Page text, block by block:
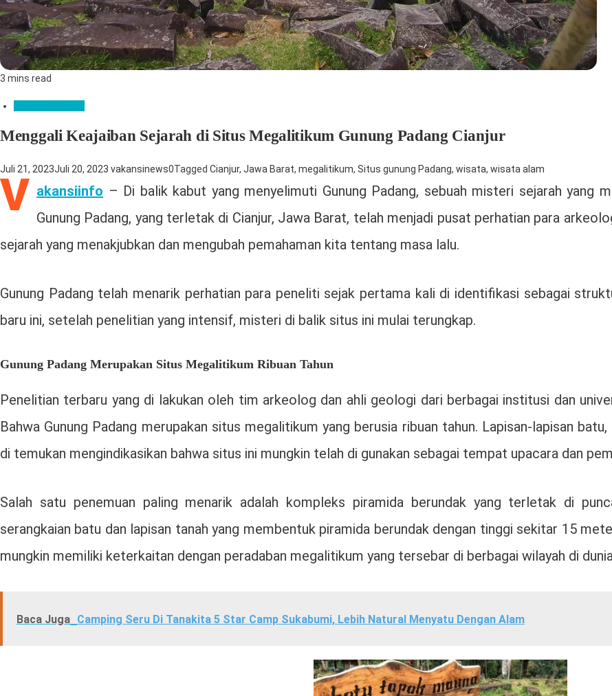
3 mins read
Menggali Keajaiban Sejarah di Situs Megalitikum Gunung Padang Cianjur
Juli 21, 2023Juli 20, 2023 vakansinews0Tagged Cianjur, Jawa Barat, megalitikum, Situs gunung Padang, wisata, wisata alam
V akansiinfo – Di balik kabut yang menyelimuti Gunung Padang, sebuah misteri sejarah yang
Gunung Padang, yang terletak di Cianjur, Jawa Barat, telah menjadi pusat perhatian para
sejarah yang menakjubkan dan mengubah pemahaman kita tentang masa lalu.
Gunung Padang telah menarik perhatian para peneliti sejak pertama kali di identifikasi sebagai
baru ini, setelah penelitian yang intensif, misteri di balik situs ini mulai terungkap.
Gunung Padang Merupakan Situs Megalitikum Ribuan Tahun
Penelitian terbaru yang di lakukan oleh tim arkeolog dan ahli geologi dari berbagai institusi dan
Bahwa Gunung Padang merupakan situs megalitikum yang berusia ribuan tahun. Lapisan-lapisan
di temukan mengindikasikan bahwa situs ini mungkin telah di gunakan sebagai tempat upacara dan
Salah satu penemuan paling menarik adalah kompleks piramida berundak yang terletak di
serangkaian batu dan lapisan tanah yang membentuk piramida berundak dengan tinggi sekitar 15
mungkin memiliki keterkaitan dengan peradaban megalitikum yang tersebar di berbagai wilayah di
Baca Juga Camping Seru Di Tanakita 5 Star Camp Sukabumi, Lebih Natural Menyatu Dengan Alam